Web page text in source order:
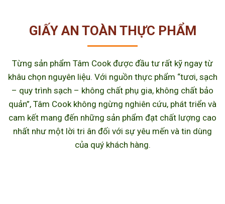
GIẤY AN TOÀN THỰC PHẨM
Từng sản phẩm Tâm Cook được đầu tư rất kỹ ngay từ
khâu chọn nguyên liệu. Với nguồn thực phẩm “tươi, sạch
– quy trình sạch – không chất phụ gia, không chất bảo
quản”, Tâm Cook không ngừng nghiên cứu, phát triển và
cam kết mang đến những sản phẩm đạt chất lượng cao
nhất như một lời tri ân đối với sự yêu mến và tin dùng
của quý khách hàng.